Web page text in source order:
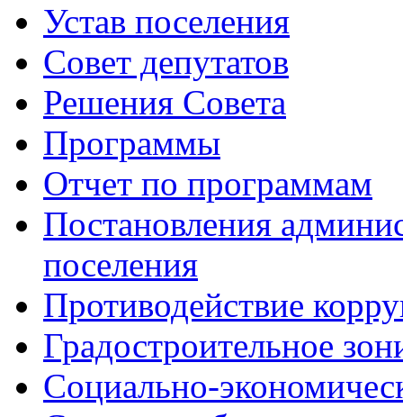
Устав поселения
Совет депутатов
Решения Совета
Программы
Отчет по программам
Постановления
поселения
Противодействие
Градостроительное
Социально-